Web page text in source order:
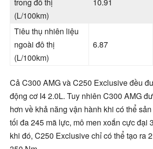
(L/100km)
Tiêu thụ nhiên liệu
ngoài đô thị
(L/100km)
6.87
Cả C300 AMG và C250 Exclusive đều
động cơ I4 2.0L. Tuy nhiên C300 AMG
hơn về khả năng vận hành khi có thể
tối đa 245 mã lực, mô men xoắn cực đại
khi đó, C250 Exclusive chỉ có thể tạo ra